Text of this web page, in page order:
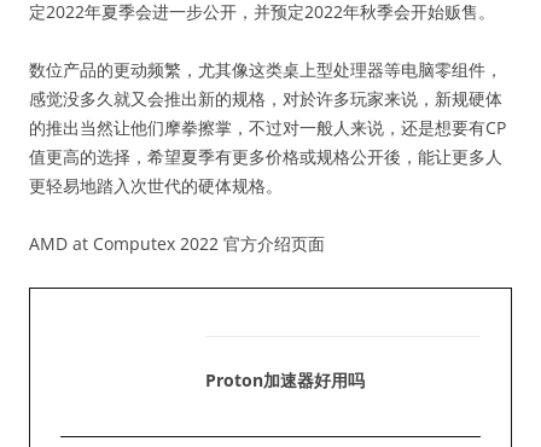
定2022年夏季会进一步公开，并预定2022年秋季会开始贩售。
数位产品的更动频繁，尤其像这类桌上型处理器等电脑零组件，
感觉没多久就又会推出新的规格，对於许多玩家来说，新规硬体
的推出当然让他们摩拳擦掌，不过对一般人来说，还是想要有CP
值更高的选择，希望夏季有更多价格或规格公开後，能让更多人
更轻易地踏入次世代的硬体规格。
AMD at Computex 2022 官方介绍页面
Proton加速器好用吗